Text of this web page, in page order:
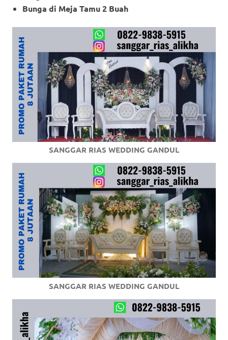
Bunga di Meja Tamu 2 Buah
SANGGAR RIAS WEDDING GANDUL
SANGGAR RIAS WEDDING GANDUL